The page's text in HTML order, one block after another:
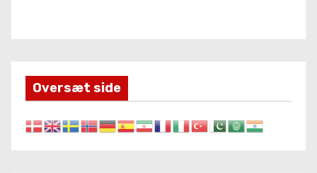
Oversæt side